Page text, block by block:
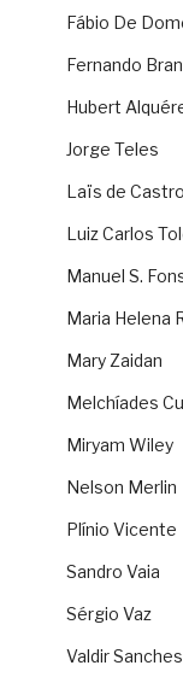
Fábio De
Fernando
Hubert
Jorge Teles
Laïs de Castro
Luiz Carlos
Manuel S.
Maria Helena
Mary Zaidan
Melchíades
Miryam Wiley
Nelson Merlin
Plínio Vicente
Sandro Vaia
Sérgio Vaz
Valdir Sanches